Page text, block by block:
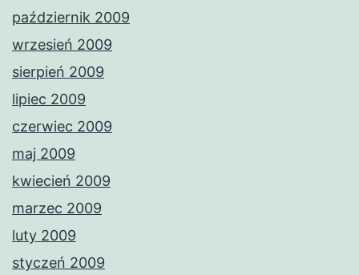
październik 2009
wrzesień 2009
sierpień 2009
lipiec 2009
czerwiec 2009
maj 2009
kwiecień 2009
marzec 2009
luty 2009
styczeń 2009